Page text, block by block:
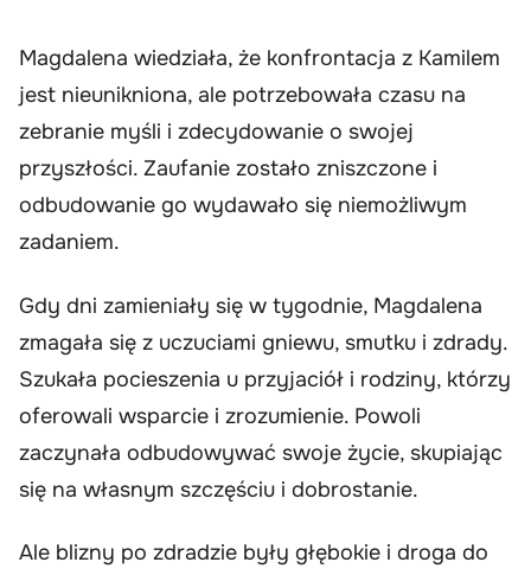
Magdalena wiedziała, że konfrontacja z Kamilem
jest nieunikniona, ale potrzebowała czasu na
zebranie myśli i zdecydowanie o swojej
przyszłości. Zaufanie zostało zniszczone i
odbudowanie go wydawało się niemożliwym
zadaniem.
Gdy dni zamieniały się w tygodnie, Magdalena
zmagała się z uczuciami gniewu, smutku i zdrady.
Szukała pocieszenia u przyjaciół i rodziny, którzy
oferowali wsparcie i zrozumienie. Powoli
zaczynała odbudowywać swoje życie, skupiając
się na własnym szczęściu i dobrostanie.
Ale blizny po zdradzie były głębokie i droga do